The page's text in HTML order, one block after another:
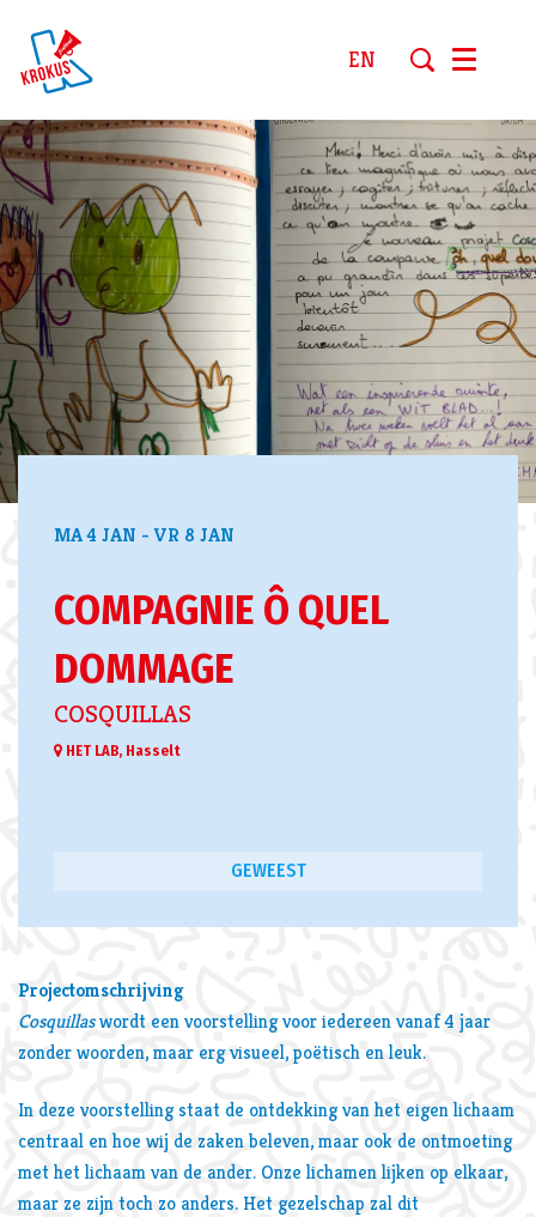
EN Menu
COMPAGNIE Ô QUEL
DOMMAGE
COSQUILLAS
MA 4 JAN -VR 8 JAN
HET LAB, Hasselt
GEWEEST
Projectomschrijving
Cosquillaswordt een voorstelling voor iedereen vanaf 4 jaar
zonder woorden, maar erg visueel, poëtisch en leuk.
In deze voorstelling staat de ontdekking van het eigen lichaam
centraal en hoe wij de zaken beleven, maar ook de ontmoeting
met het lichaam van de ander. Onze lichamen lijken op elkaar,
maar ze zijn toch zo anders. Het gezelschap zal dit
Inzoomen